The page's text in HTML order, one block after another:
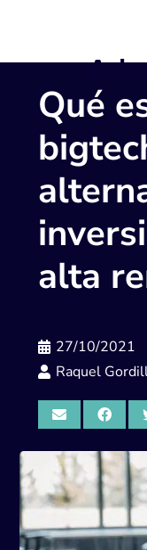
Qué
alta
27/10/2021
Raquel